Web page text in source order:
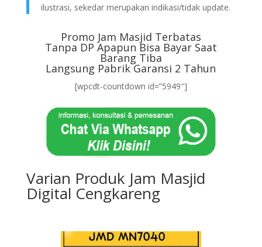
ilustrasi, sekedar merupakan indikasi/tidak update.
Promo Jam Masjid Terbatas
Tanpa DP Apapun Bisa Bayar Saat
Barang Tiba
Langsung Pabrik Garansi 2 Tahun
[wpcdt-countdown id=”5949″]
Varian Produk Jam Masjid
Digital Cengkareng